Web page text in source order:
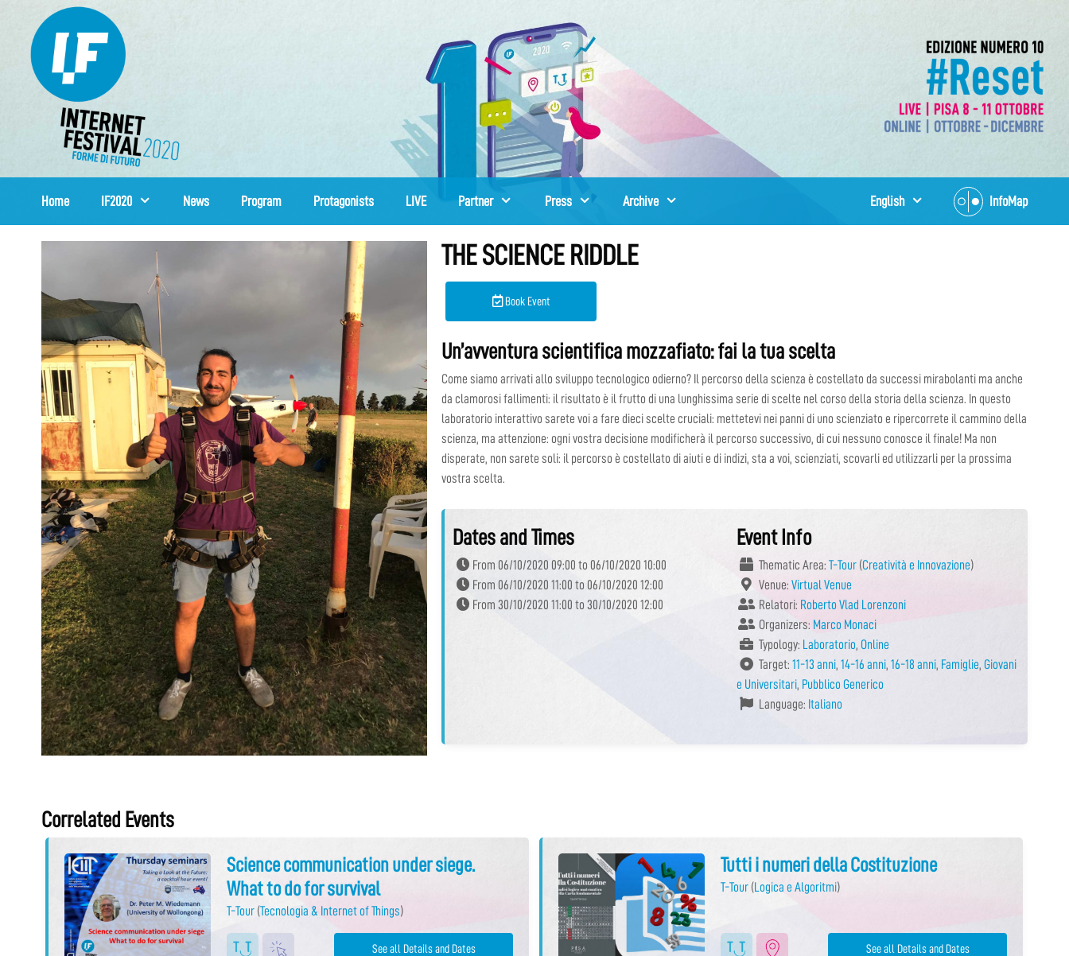
content
Home IF2020 News Program Protagonists LIVE Partner Press Archive InfoMap
English
THE SCIENCE RIDDLE
Book Event
Un’avventura scientifica mozzafiato: fai la tua scelta
Come siamo arrivati allo sviluppo tecnologico odierno? Il percorso della scienza è costellato da successi mirabolanti ma anche
da clamorosi fallimenti: il risultato è il frutto di una lunghissima serie di scelte nel corso della storia della scienza. In questo
laboratorio interattivo sarete voi a fare dieci scelte cruciali: mettetevi nei panni di uno scienziato e ripercorrete il cammino della
scienza, ma attenzione: ogni vostra decisione modificherà il percorso successivo, di cui nessuno conosce il finale! Ma non
disperate, non sarete soli: il percorso è costellato di aiuti e di indizi, sta a voi, scienziati, scovarli ed utilizzarli per la prossima
vostra scelta.
Dates and Times
From 06/10/2020 09:00 to 06/10/2020 10:00
From 06/10/2020 11:00 to 06/10/2020 12:00
From 30/10/2020 11:00 to 30/10/2020 12:00
Event Info
Thematic Area: T-Tour(Creatività e Innovazione)
Venue: Virtual Venue
Relatori: Roberto Vlad Lorenzoni
Organizers: Marco Monaci
Typology: Laboratorio, Online
Target: 11-13 anni, 14-16 anni, 16-18 anni, Famiglie, Giovani
e Universitari, Pubblico Generico
Language: Italiano
Correlated Events
Science communication under siege.
What to do for survival
T-Tour (Tecnologia & Internet of Things)
See all Details and Dates
Tutti i numeri della Costituzione
T-Tour (Logica e Algoritmi)
See all Details and Dates